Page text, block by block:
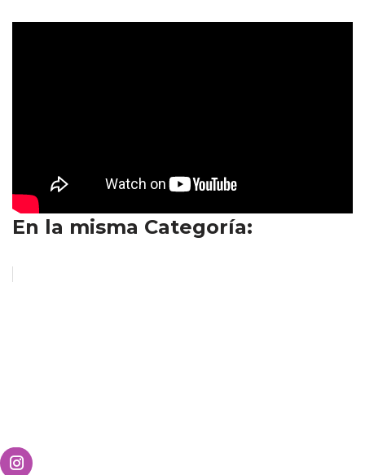
En la misma Categoría: